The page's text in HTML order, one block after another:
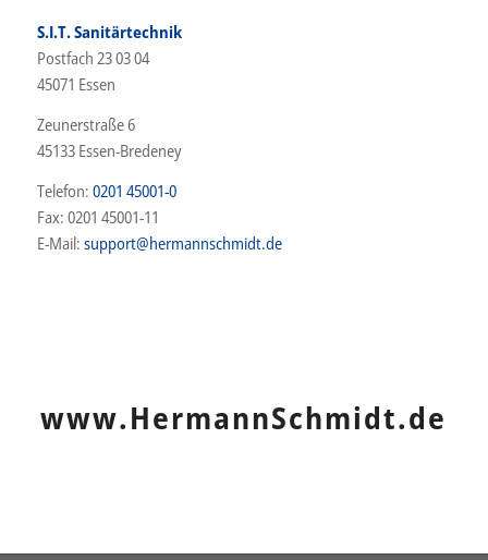
S.I.T. Sanitärtechnik
Postfach 23 03 04
45071 Essen
Zeunerstraße 6
45133 Essen-Bredeney
Telefon: 0201 45001-0
Fax: 0201 45001-11
E-Mail: support@hermannschmidt.de
www.HermannSchmidt.de